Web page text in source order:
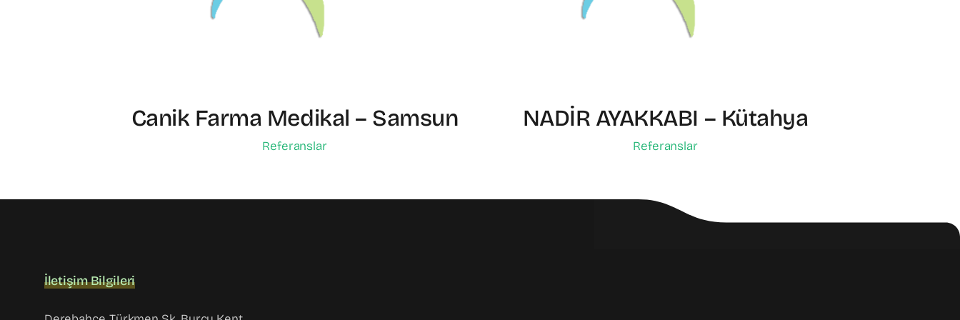
Canik Farma Medikal – Samsun
Referanslar
NADİR AYAKKABI – Kütahya
Referanslar
İletişim Bilgileri